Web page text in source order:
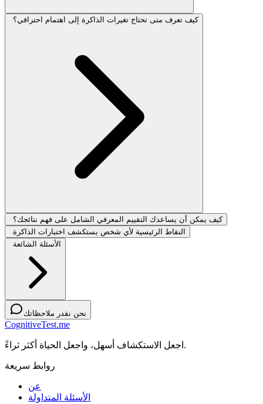
كيف تعرف متى تحتاج تغيرات الذاكرة إلى اهتمام احترافي؟
كيف يمكن أن يساعدك التقييم المعرفي الشامل على فهم نتائجك؟
النقاط الرئيسية لأي شخص يستكشف اختبارات الذاكرة
الأسئلة الشائعة
نحن نقدر ملاحظاتك
CognitiveTest.me
اجعل الاستكشاف أسهل، واجعل الحياة أكثر ثراءً.
روابط سريعة
عن
الأسئلة المتداولة